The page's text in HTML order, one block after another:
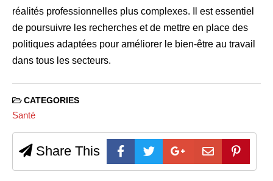
réalités professionnelles plus complexes. Il est essentiel
de poursuivre les recherches et de mettre en place des
politiques adaptées pour améliorer le bien-être au travail
dans tous les secteurs.​
CATEGORIES
Santé
Share This